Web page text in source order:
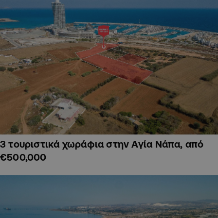
3 τουριστικά χωράφια στην Αγία Νάπα, από
€500,000